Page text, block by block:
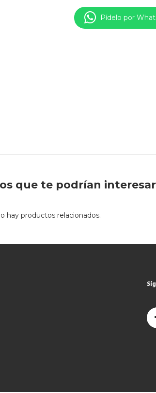
Pídelo por
que te podrían interesar
hay productos relacionados.